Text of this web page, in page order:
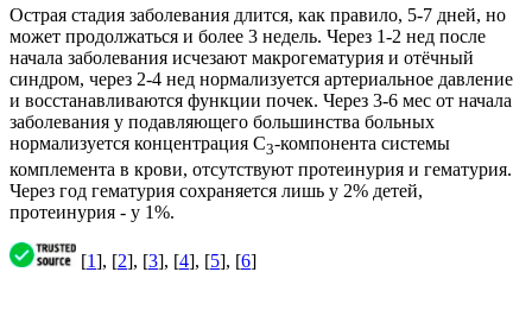
Острая стадия заболевания длится, как правило, 5-7 дней, но
может продолжаться и более 3 недель. Через 1-2 нед после
начала заболевания исчезают макрогематурия и отёчный
синдром, через 2-4 нед нормализуется артериальное давление
и восстанавливаются функции почек. Через 3-6 мес от начала
заболевания у подавляющего большинства больных
нормализуется концентрация С3-компонента системы
комплемента в крови, отсутствуют протеинурия и гематурия.
Через год гематурия сохраняется лишь у 2% детей,
протеинурия - у 1%.
[1], [2], [3], [4], [5], [6]